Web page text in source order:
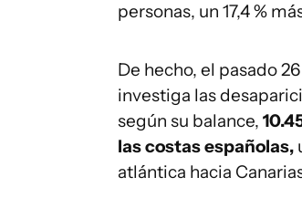
personas, un 17,4 %
De hecho, el pasado
investiga las
según su balance,
las costas españolas,
atlántica hacia